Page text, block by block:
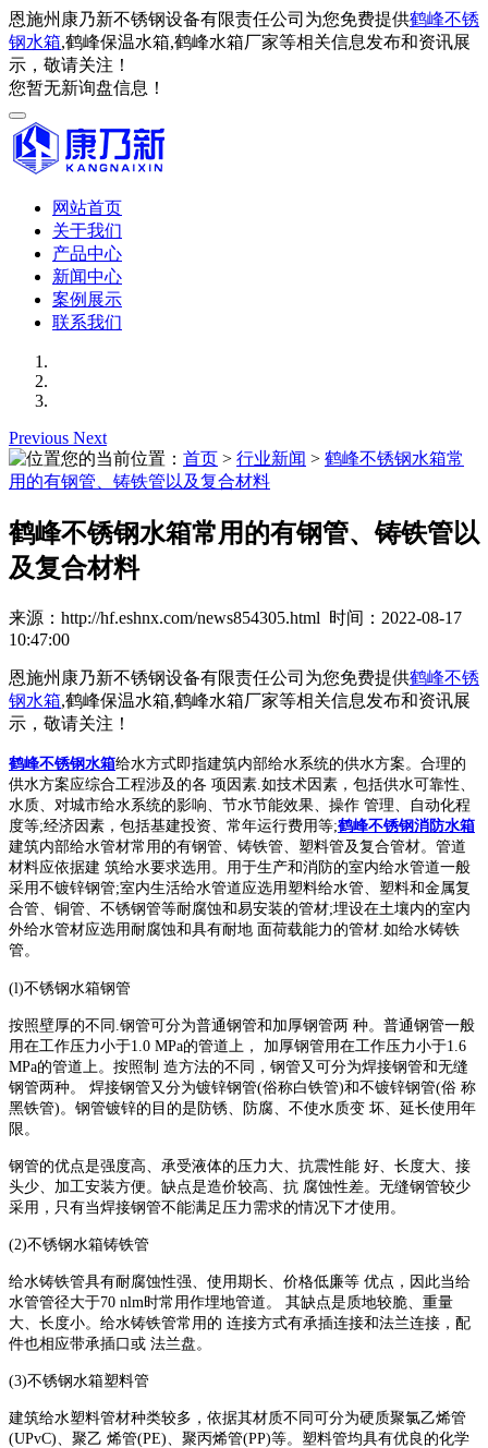
恩施州康乃新不锈钢设备有限责任公司为您免费提供鹤峰不锈
钢水箱,鹤峰保温水箱,鹤峰水箱厂家等相关信息发布和资讯展
示，敬请关注！
您暂无新询盘信息！
网站首页
关于我们
产品中心
新闻中心
案例展示
联系我们
Previous Next
您的当前位置： 首页 > 行业新闻 > 鹤峰不锈钢水箱常
用的有钢管、铸铁管以及复合材料
鹤峰不锈钢水箱常用的有钢管、铸铁管以
及复合材料
来源：http://hf.eshnx.com/news854305.html 时间：2022-08-17
10:47:00
恩施州康乃新不锈钢设备有限责任公司为您免费提供鹤峰不锈
钢水箱,鹤峰保温水箱,鹤峰水箱厂家等相关信息发布和资讯展
示，敬请关注！
鹤峰不锈钢水箱给水方式即指建筑内部给水系统的供水方案。合理的
供水方案应综合工程涉及的各 项因素 如技术因素，包括供水可靠性、
水质、对城市给水系统的影响、节水节能效果、操作 管理、自动化程
度等;经济因素，包括基建投资、常年运行费用等;鹤峰不锈钢消防水箱
建筑内部给水管材常用的有钢管、铸铁管、塑料管及复合管材。管道
材料应依据建 筑给水要求选用。用于生产和消防的室内给水管道一般
采用不镀锌钢管;室内生活给水管道应选用塑料给水管、塑料和金属复
合管、铜管、不锈钢管等耐腐蚀和易安装的管材;埋设在土壤内的室内
外给水管材应选用耐腐蚀和具有耐地 面荷载能力的管材 如给水铸铁
管。
(l)不锈钢水箱钢管
按照壁厚的不同 钢管可分为普通钢管和加厚钢管两 种。普通钢管一般
用在工作压力小于1.0 MPa的管道上， 加厚钢管用在工作压力小于1.6
MPa的管道上。按照制 造方法的不同，钢管又可分为焊接钢管和无缝
钢管两种。 焊接钢管又分为镀锌钢管(俗称白铁管)和不镀锌钢管(俗 称
黑铁管) 。钢管镀锌的目的是防锈、防腐、不使水质变 坏、延长使用年
限。
钢管的优点是强度高、承受液体的压力大、抗震性能 好、长度大、接
头少、加工安装方便。缺点是造价较高、抗 腐蚀性差。无缝钢管较少
采用，只有当焊接钢管不能满足压力需求的情况下才使用。
(2)不锈钢水箱铸铁管
给水铸铁管具有耐腐蚀性强、使用期长、价格低廉等 优点，因此当给
水管管径大于70 nlm 时常用作埋地管道。 其缺点是质地较脆、重量
大、长度小。给水铸铁管常用的 连接方式有承插连接和法兰连接，配
件也相应带承插口或 法兰盘。
(3)不锈钢水箱塑料管
建筑给水塑料管材种类较多，依据其材质不同可分为硬质聚氯乙烯管
(UPvC) 、聚乙 烯管(PE) 、聚丙烯管(PP)等。塑料管均具有优良的化学